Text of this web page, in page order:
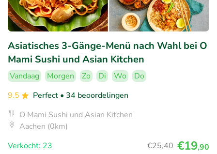
Asiatisches 3-Gänge-Menü nach Wahl bei O
Mami Sushi und Asian Kitchen
Vandaag Morgen Zo Di Wo
Do
9.5
Perfect • 34 beoordelingen
O Mami Sushi und Asian Kitchen
Aachen (0km)
Verkocht: 23
€25,40 €19,90